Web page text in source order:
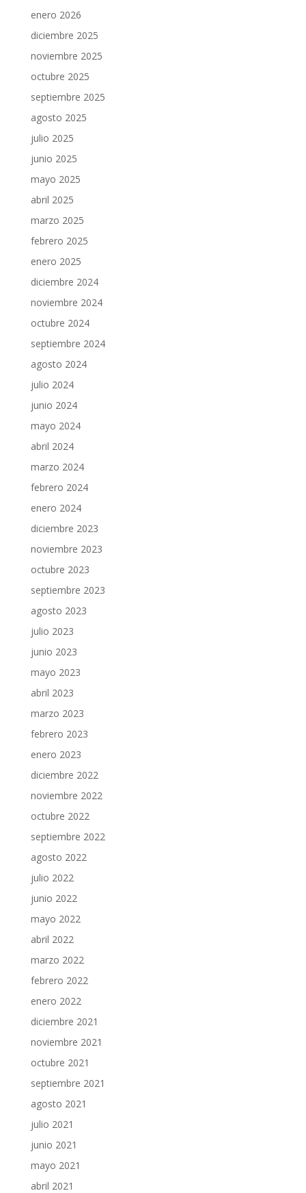
enero 2026
diciembre 2025
noviembre 2025
octubre 2025
septiembre 2025
agosto 2025
julio 2025
junio 2025
mayo 2025
abril 2025
marzo 2025
febrero 2025
enero 2025
diciembre 2024
noviembre 2024
octubre 2024
septiembre 2024
agosto 2024
julio 2024
junio 2024
mayo 2024
abril 2024
marzo 2024
febrero 2024
enero 2024
diciembre 2023
noviembre 2023
octubre 2023
septiembre 2023
agosto 2023
julio 2023
junio 2023
mayo 2023
abril 2023
marzo 2023
febrero 2023
enero 2023
diciembre 2022
noviembre 2022
octubre 2022
septiembre 2022
agosto 2022
julio 2022
junio 2022
mayo 2022
abril 2022
marzo 2022
febrero 2022
enero 2022
diciembre 2021
noviembre 2021
octubre 2021
septiembre 2021
agosto 2021
julio 2021
junio 2021
mayo 2021
abril 2021